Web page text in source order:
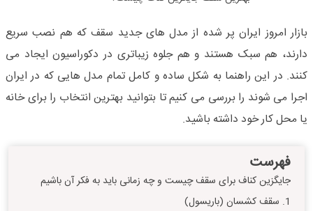
بازار امروز ایران پر شده از مدل های جدید سقف که هم نصب سریع
دارند، هم سبک هستند و هم جلوه زیباتری در دکوراسیون ایجاد می
کنند. در این راهنما به شکل ساده و کامل تمام مدل هایی که در ایران
اجرا می شوند را بررسی می کنیم تا بتوانید بهترین انتخاب را برای خانه
یا محل کار خود داشته باشید.
فهرست
جایگزین کناف برای سقف چیست و چه زمانی باید به فکر آن باشیم
1. سقف کشسان (باریسول)